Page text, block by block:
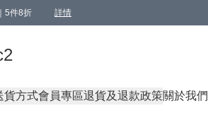
5件8折 詳情
貨方式會員專區退貨及退款政策關於我們